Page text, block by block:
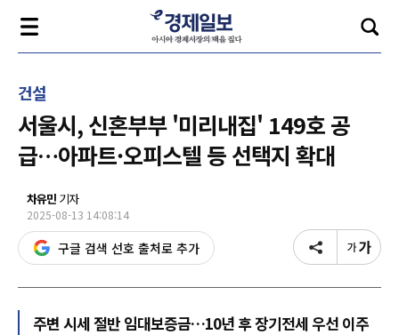
건설
서울시, 신혼부부 '미리내집' 149호 공
급…아파트·오피스텔 등 선택지 확대
차유민 기자
2025-08-13 14:08:14
구글 검색 선호 출처로 추가
주변 시세 절반 임대보증금…10년 후 장기전세 우선 이주